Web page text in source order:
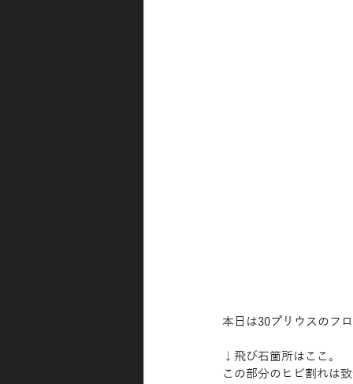
本日は30プリウスのフ
↓飛び石箇所はここ。
この部分のヒビ割れは